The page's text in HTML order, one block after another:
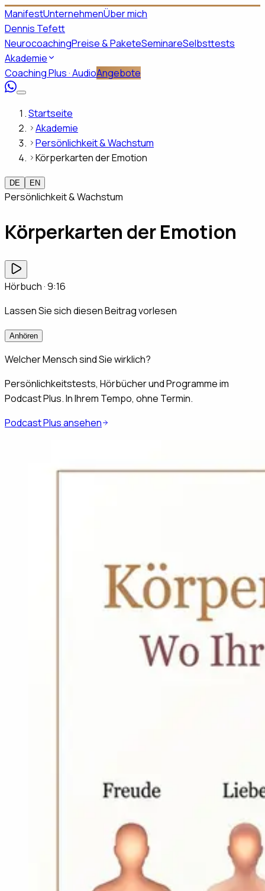
ManifestUnternehmenÜber mich
Dennis Tefett
NeurocoachingPreise & PaketeSeminareSelbsttests
Akademie
Coaching Plus · AudioAngebote
Startseite
Akademie
Persönlichkeit & Wachstum
Körperkarten der Emotion
DE EN
Persönlichkeit & Wachstum
Körperkarten der Emotion
Hörbuch ·9:16
Lassen Sie sich diesen Beitrag vorlesen
Anhören
Welcher Mensch sind Sie wirklich?
Persönlichkeitstests, Hörbücher und Programme im
Podcast Plus. In Ihrem Tempo, ohne Termin.
Podcast Plus ansehen